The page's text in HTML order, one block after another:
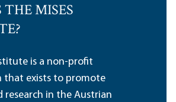
MISES
is a non-profit
that exists to promote
research in the Austrian